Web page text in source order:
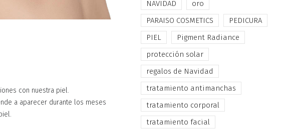
con nuestra piel.
a aparecer durante los meses
NAVIDAD
oro
PARAISO COSMETICS
PEDICURA
PIEL
Pigment Radiance
protección solar
regalos de Navidad
tratamiento antimanchas
tratamiento corporal
tratamiento facial